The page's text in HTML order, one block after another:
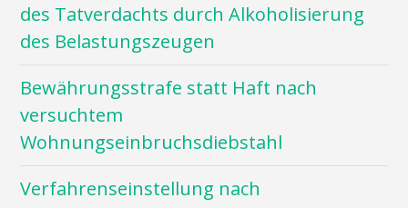
des Tatverdachts durch Alkoholisierung
des Belastungszeugen
Bewährungsstrafe statt Haft nach
versuchtem
Wohnungseinbruchsdiebstahl
Verfahrenseinstellung nach